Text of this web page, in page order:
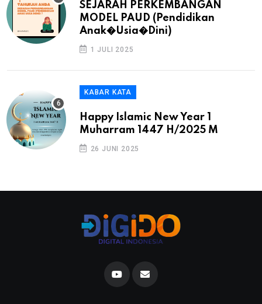
SEJARAH PERKEMBANGAN
MODEL PAUD (Pendidikan
Anak�Usia�Dini)
1 JULI 2025
KABAR KATA
Happy Islamic New Year 1
Muharram 1447 H/2025 M
26 JUNI 2025